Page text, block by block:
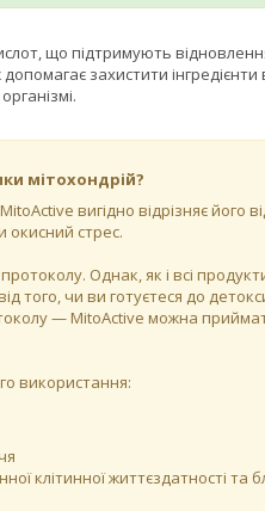
що підтримують
захистити
мітохондрій?
вигідно відрізняє його
окисний стрес.
Однак, як і всі
чи ви готуєтеся до
— MitoActive можна
використання:
клітинної життєздатності та